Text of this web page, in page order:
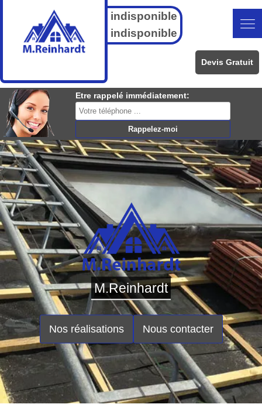
indisponible
indisponible
Devis Gratuit
Etre rappelé immédiatement:
M.Reinhardt
Nos réalisations Nous contacter